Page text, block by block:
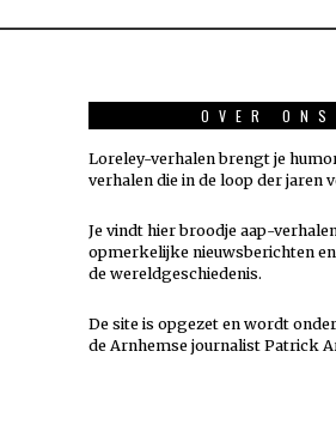
OVER ONS
Loreley-verhalen brengt je
verhalen die in de loop der jaren
Je vindt hier broodje aap-
opmerkelijke nieuwsberichten
de wereldgeschiedenis.
De site is opgezet en wordt
de Arnhemse journalist Patrick